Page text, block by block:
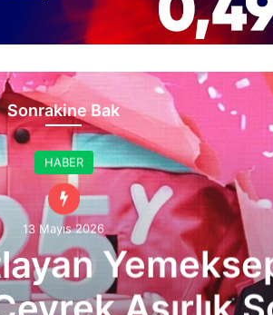
Sonrakine Bak
HABER
13 Mayıs 2026